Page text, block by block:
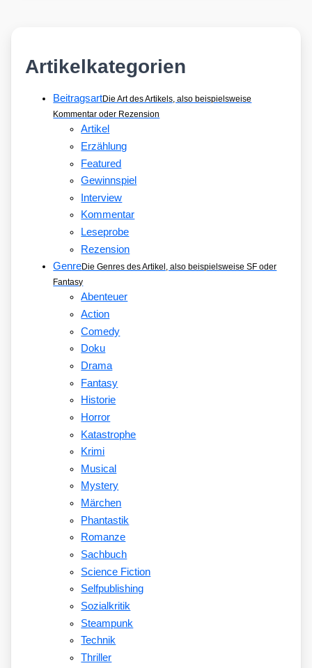
Artikelkategorien
BeitragsartDie Art des Artikels, also beispielsweise
Kommentar oder Rezension
Artikel
Erzählung
Featured
Gewinnspiel
Interview
Kommentar
Leseprobe
Rezension
GenreDie Genres des Artikel, also beispielsweise SF oder
Fantasy
Abenteuer
Action
Comedy
Doku
Drama
Fantasy
Historie
Horror
Katastrophe
Krimi
Musical
Mystery
Märchen
Phantastik
Romanze
Sachbuch
Science Fiction
Selfpublishing
Sozialkritik
Steampunk
Technik
Thriller